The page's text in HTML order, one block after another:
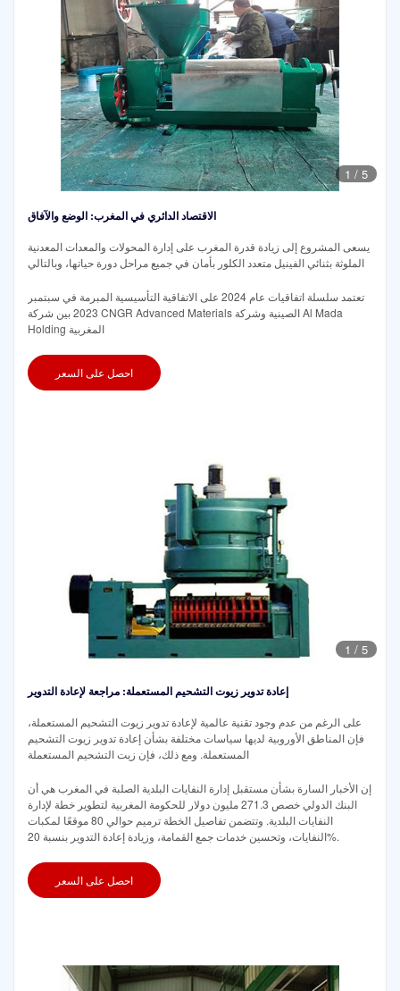
1 / 5
الاقتصاد الدائري في المغرب: الوضع والآفاق
يسعى المشروع إلى زيادة قدرة المغرب على إدارة المحولات والمعدات المعدنية
الملوثة بثنائي الفينيل متعدد الكلور بأمان في جميع مراحل دورة حياتها، وبالتالي
تعتمد سلسلة اتفاقيات عام 2024 على الاتفاقية التأسيسية المبرمة في سبتمبر
2023 بين شركة CNGR Advanced Materials الصينية وشركة Al Mada
Holding المغربية
احصل على السعر
1 / 5
إعادة تدوير زيوت التشحيم المستعملة: مراجعة لإعادة التدوير
على الرغم من عدم وجود تقنية عالمية لإعادة تدوير زيوت التشحيم المستعملة،
فإن المناطق الأوروبية لديها سياسات مختلفة بشأن إعادة تدوير زيوت التشحيم
المستعملة. ومع ذلك، فإن زيت التشحيم المستعملة
إن الأخبار السارة بشأن مستقبل إدارة النفايات البلدية الصلبة في المغرب هي أن
البنك الدولي خصص 271.3 مليون دولار للحكومة المغربية لتطوير خطة لإدارة
النفايات البلدية. وتتضمن تفاصيل الخطة ترميم حوالي 80 موقعًا لمكبات
النفايات، وتحسين خدمات جمع القمامة، وزيادة إعادة التدوير بنسبة 20%.
احصل على السعر